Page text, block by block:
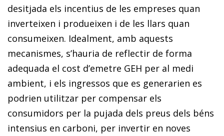
desitjada els incentius de les empreses quan
inverteixen i produeixen i de les llars quan
consumeixen. Idealment, amb aquests
mecanismes, s’hauria de reflectir de forma
adequada el cost d’emetre GEH per al medi
ambient, i els ingressos que es generarien es
podrien utilitzar per compensar els
consumidors per la pujada dels preus dels béns
intensius en carboni, per invertir en noves